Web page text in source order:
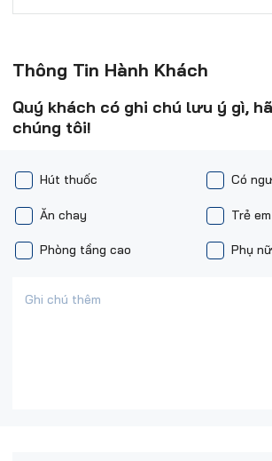
Thông Tin Hành Khách
Quý khách có ghi chú lưu ý gì,
chúng tôi!
Hút thuốc
Phòng tầng cao
Trẻ
Ăn chay
Có
Phụ